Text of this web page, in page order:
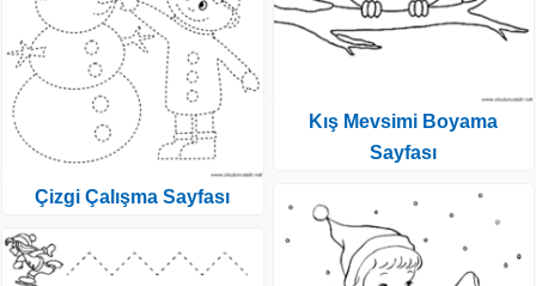
Çizgi Çalışma Sayfası
Kış Mevsimi Boyama
Sayfası